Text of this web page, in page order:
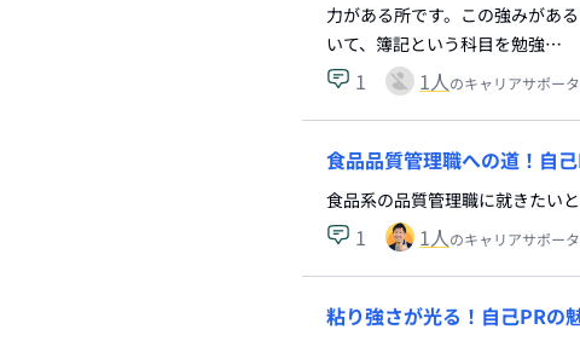
力がある所です。この強みがあ
いて、簿記という科目を勉強…
1 1人のキャリアサポー
食品品質管理職への道！自
食品系の品質管理職に就きたい
1 1人のキャリアサポー
粘り強さが光る！自己PRの